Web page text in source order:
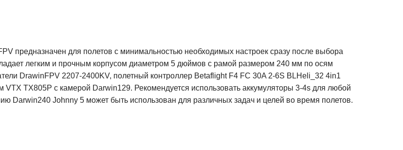
предназначен для полетов с минимальностью необходимых настроек сразу после выбора
легким и прочным корпусом диаметром 5 дюймов с рамой размером 240 мм по осям
DrawinFPV 2207-2400KV, полетный контроллер Betaflight F4 FC 30A 2-6S BLHeli_32 4in1
TX805P с камерой Darwin129. Рекомендуется использовать аккумуляторы 3-4s для любой
Darwin240 Johnny 5 может быть использован для различных задач и целей во время полетов.